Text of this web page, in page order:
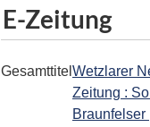
E-Zeitung
Gesamttitel Wetzlarer
Zeitung :
Braunfelser